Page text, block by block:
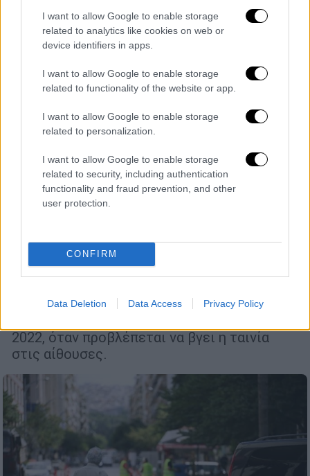
I want to allow Google to enable storage
related to analytics like cookies on web or
device identifiers in apps.
I want to allow Google to enable storage
related to functionality of the website or app.
I want to allow Google to enable storage
related to personalization.
I want to allow Google to enable storage
related to security, including authentication
functionality and fraud prevention, and other
user protection.
CONFIRM
Data Deletion Data Access Privacy Policy
Ελλάδα|30.07.2021 10:28
ταινίας με τον Αντόνιο Μπαντέρας - Η
Μηχανιώνα μεταμορφώθηκε σε Μαϊάμι
...προγραμματίσουν το ραντεβού τους με τη
2022, όταν προβλέπεται να βγει η ταινία
στις αίθουσες.